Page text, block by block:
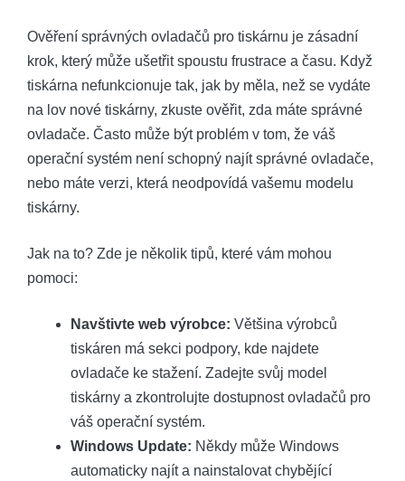
Ověření správných ovladačů pro tiskárnu je zásadní
krok, který může ušetřit spoustu frustrace a času. Když
tiskárna nefunkcionuje tak, jak by měla, než se vydáte
na lov nové tiskárny, zkuste ověřit, zda máte správné
ovladače. Často může být problém v tom, že váš
operační systém není schopný najít správné ovladače,
nebo máte verzi, která neodpovídá vašemu modelu
tiskárny.
Jak na to? Zde je několik tipů, které vám mohou
pomoci:
Navštivte web výrobce: Většina výrobců
tiskáren má sekci podpory, kde najdete
ovladače ke stažení. Zadejte svůj model
tiskárny a zkontrolujte dostupnost ovladačů pro
váš operační systém.
Windows Update: Někdy může Windows
automaticky najít a nainstalovat chybějící